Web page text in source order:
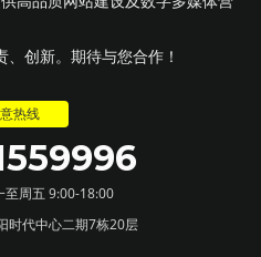
创新。期待与您合作！
热线
至周五 9:00-18:00
时代中心二期7栋20层